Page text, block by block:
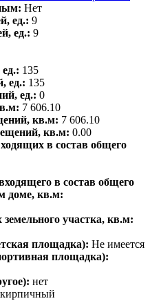
Нет
ед.: 9
ед.: 9
135
ед.: 135
ед.: 0
7 606.10
кв.м: 7 606.10
кв.м: 0.00
в состав общего
в состав общего
доме, кв.м:
участка, кв.м:
площадка): Не имеется
площадка):
нет
кирпичный